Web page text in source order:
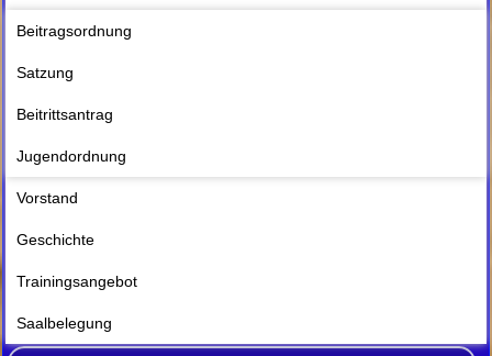
Beitragsordnung
Satzung
Beitrittsantrag
Jugendordnung
Vorstand
Geschichte
Trainingsangebot
Saalbelegung